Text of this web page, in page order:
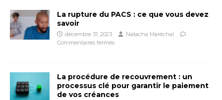
La rupture du PACS : ce que vous devez
savoir
décembre 31, 2023
Natacha Maréchal
Commentaires fermés
La procédure de recouvrement : un
processus clé pour garantir le paiement
de vos créances